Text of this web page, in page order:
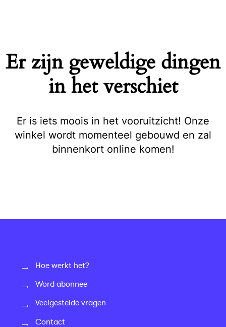
Er zijn geweldige dingen
in het verschiet
Er is iets moois in het vooruitzicht! Onze
winkel wordt momenteel gebouwd en zal
binnenkort online komen!
Hoe werkt het?
Word abonnee
Veelgestelde vragen
Contact